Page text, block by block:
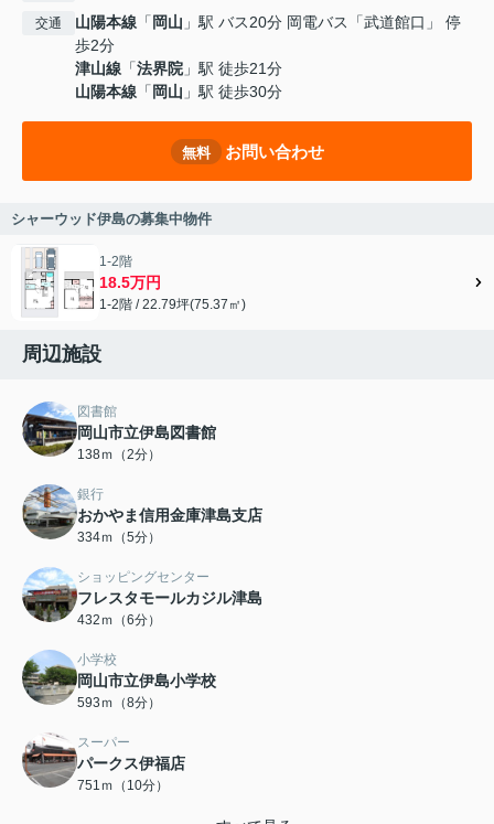
交通 山陽本線 「 岡山 」駅 バス20分 岡電バス「武道館口」 停
歩2分
津山線 「法界院 」駅 徒歩21分
山陽本線 「 岡山 」駅 徒歩30分
無料 お問い合わせ
シャーウッド伊島の募集中物件
1-2階
18.5万円
1-2階 / 22.79坪(75.37㎡)
周辺施設
図書館
岡山市立伊島図書館
138ｍ（2分）
銀行
おかやま信用金庫津島支店
334ｍ（5分）
ショッピングセンター
フレスタモールカジル津島
432ｍ（6分）
小学校
岡山市立伊島小学校
593ｍ（8分）
スーパー
パークス伊福店
751ｍ（10分）